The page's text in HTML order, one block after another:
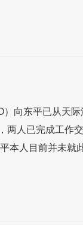
向东平已从天
两人已完成工作交
本人目前并未就